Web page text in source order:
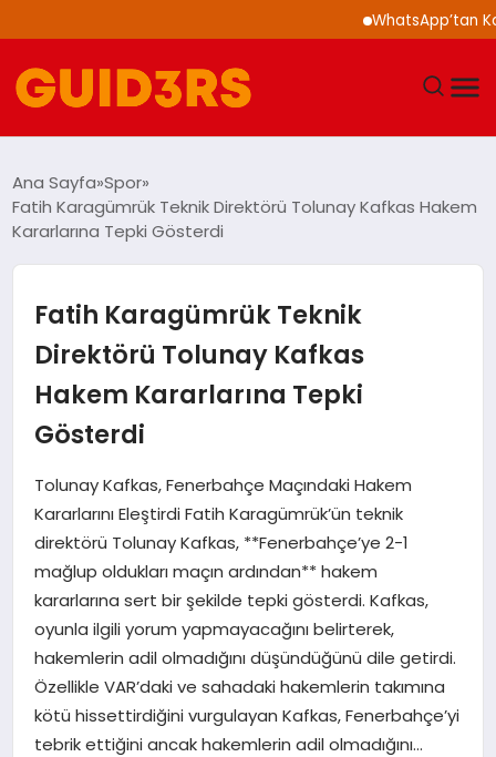
WhatsApp’tan
YAŞAM
SAĞLIK
MAGAZIN
EĞITIM
Ana Sayfa Spor
Fatih Karagümrük Teknik Direktörü Tolunay Kafkas Hakem
Kararlarına Tepki Gösterdi
Fatih Karagümrük Teknik
Direktörü Tolunay Kafkas
Hakem Kararlarına Tepki
Gösterdi
Tolunay Kafkas, Fenerbahçe Maçındaki Hakem
Kararlarını Eleştirdi Fatih Karagümrük’ün teknik
direktörü Tolunay Kafkas, **Fenerbahçe’ye 2-1
mağlup oldukları maçın ardından** hakem
kararlarına sert bir şekilde tepki gösterdi. Kafkas,
oyunla ilgili yorum yapmayacağını belirterek,
hakemlerin adil olmadığını düşündüğünü dile getirdi.
Özellikle VAR’daki ve sahadaki hakemlerin takımına
kötü hissettirdiğini vurgulayan Kafkas, Fenerbahçe’yi
tebrik ettiğini ancak hakemlerin adil olmadığını…